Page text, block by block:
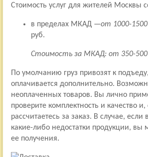
Стоимость услуг для жителей Москвы
в пределах МКАД —от 1000-1500
руб.
Стоимость за МКАД: от 350-
По умолчанию груз привозят к
оплачивается дополнительно.
неоплаченных товаров. Вы лично
проверите комплектность и качество и,
рассчитаетесь за заказ. В случае,
какие-либо недостатки продукции, вы
ее получения.